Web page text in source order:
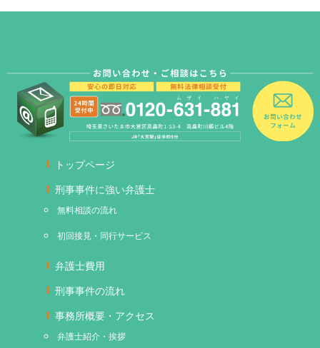
トップページ
刑事事件に強い弁護士
無料相談の流れ
初回接見・同行サービス
弁護士費用
刑事事件の流れ
事務所概要・アクセス
弁護士紹介・挨拶